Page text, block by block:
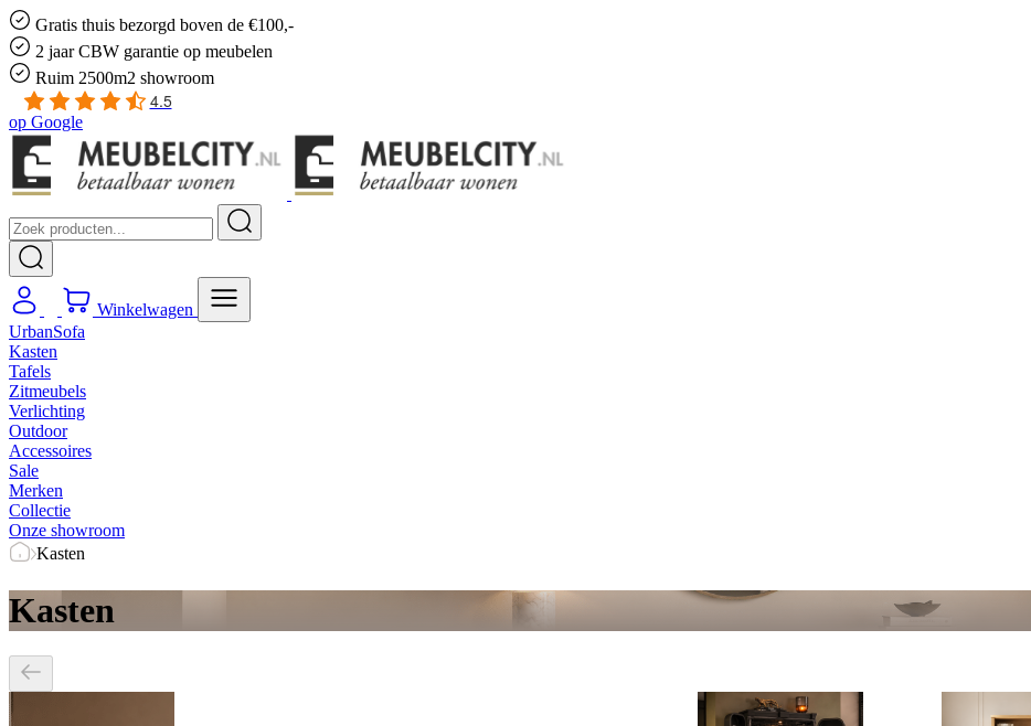
Gratis thuis bezorgd boven de €100,-
2 jaar CBW garantie op meubelen
Ruim 2500m2 showroom
4.5
op Google
Winkelwagen
UrbanSofa
Kasten
Tafels
Zitmeubels
Verlichting
Outdoor
Accessoires
Sale
Merken
Collectie
Onze showroom
Kasten
Kasten